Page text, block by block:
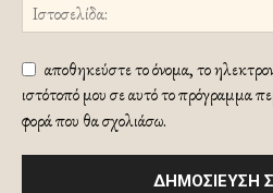
αποθηκεύστε το όνομα, το
ιστότοπό μου σε αυτό το πρόγραμμα
φορά που θα σχολιάσω.